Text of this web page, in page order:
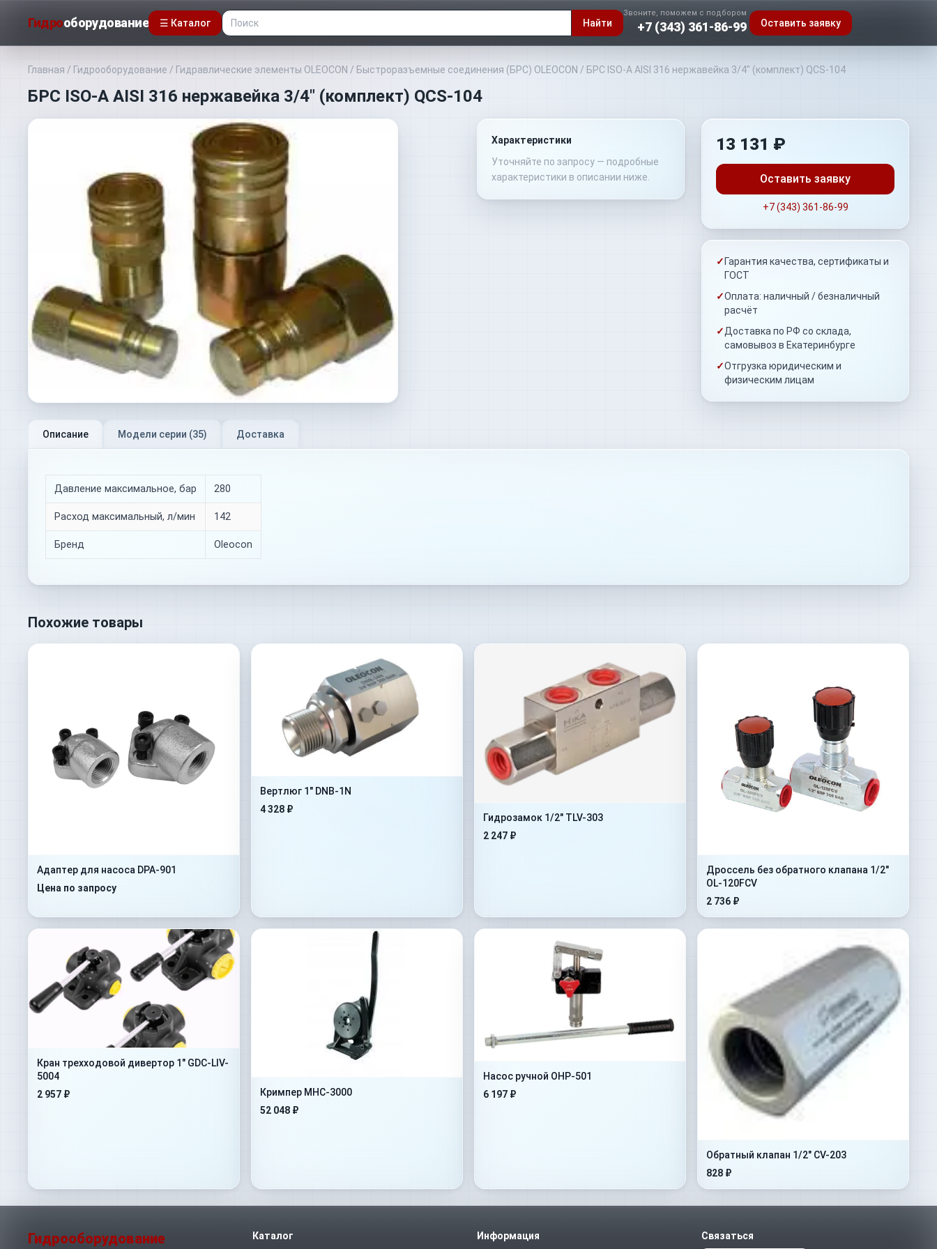
Гидрооборудование ☰ Каталог Найти
Звоните, поможем с подбором
+7 (343) 361-86-99 Оставить заявку
Главная / Гидрооборудование / Гидравлические элементы OLEOCON / Быстроразъемные соединения (БРС) OLEOCON / БРС ISO-A AISI 316 нержавейка 3/4" (комплект) QCS-104
БРС ISO-A AISI 316 нержавейка 3/4" (комплект) QCS-104
Характеристики
Уточняйте по запросу — подробные
характеристики в описании ниже.
13 131 ₽
Оставить заявку
+7 (343) 361-86-99
✓ Гарантия качества, сертификаты и
ГОСТ
✓Оплата: наличный / безналичный
расчёт
✓Доставка по РФ со склада,
самовывоз в Екатеринбурге
✓Отгрузка юридическим и
физическим лицам
Описание Модели серии (35) Доставка
Давление максимальное, бар 280
Расход максимальный, л/мин 142
Бренд Oleocon
Похожие товары
Адаптер для насоса DPA-901
Цена по запросу
Вертлюг 1" DNB-1N
4 328 ₽
Гидрозамок 1/2" TLV-303
2 247 ₽
Дроссель без обратного клапана 1/2"
OL-120FCV
2 736 ₽
Кран трехходовой дивертор 1" GDC-LIV-
5004
2 957 ₽
Кримпер MHC-3000
52 048 ₽
Насос ручной OHP-501
6 197 ₽
Обратный клапан 1/2" CV-203
828 ₽
Гидрооборудование Каталог Информация Связаться